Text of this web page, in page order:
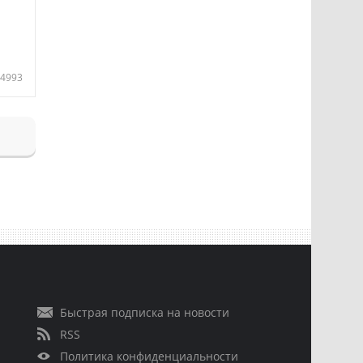
4993
Быстрая подписка на новости
RSS
Политика конфиденциальности